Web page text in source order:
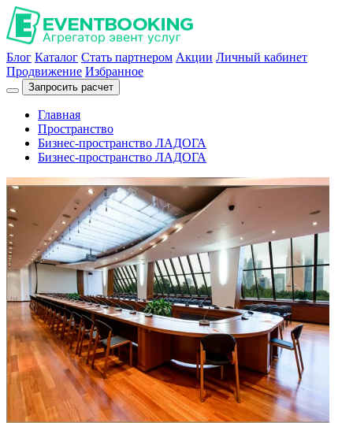
Блог Каталог Стать партнером Акции Личный кабинет
Продвижение Избранное
Запросить расчет
Главная
Пространство
Бизнес-пространство ЛАДОГА
Бизнес-пространство ЛАДОГА